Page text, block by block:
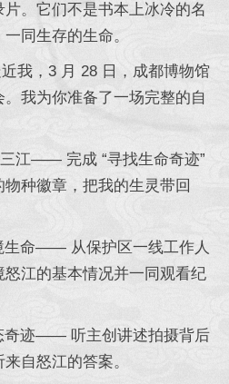
。它们不是书本上冰冷的名
一同生存的生命。
我，3 月 28 日，成都博物馆
我为你准备了一场完整的自
江—— 完成 “寻找生命奇迹”
种徽章，把我的生灵带回
命—— 从保护区一线工作人
怒江的基本情况并一同观看纪
迹—— 听主创讲述拍摄背后
自怒江的答案。